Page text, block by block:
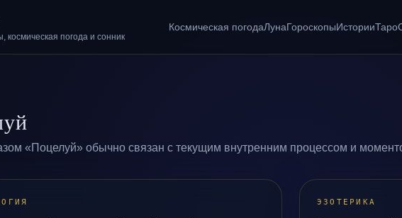
космическая погода и сонник
Космическая погодаЛунаГороскопыИсторииТаро
«Поцелуй» обычно связан с текущим внутренним процессом и
ЭЗОТЕРИКА